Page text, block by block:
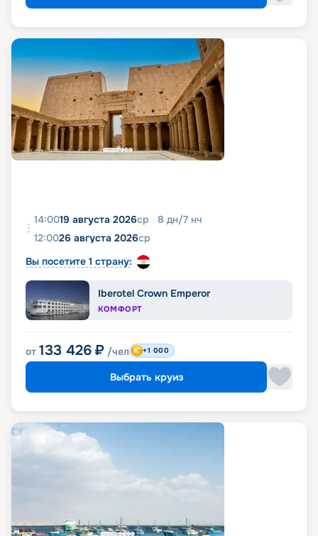
14:0019 августа 2026ср 8 дн/7 нч
12:0026 августа 2026ср
Вы посетите 1 страну:
Iberotel Crown Emperor
КОМФОРТ
от 133 426 ₽ /чел +1 000
Выбрать круиз